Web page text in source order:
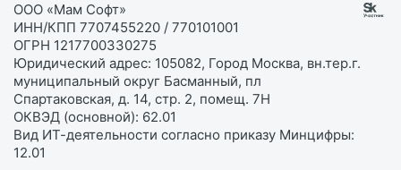
ООО «Мам Софт»
ИНН/КПП 7707455220 / 770101001
ОГРН 1217700330275
Юридический адрес: 105082, Город Москва, вн.тер.г.
муниципальный округ Басманный, пл
Спартаковская, д. 14, стр. 2, помещ. 7Н
ОКВЭД (основной): 62.01
Вид ИТ-деятельности согласно приказу Минцифры:
12.01